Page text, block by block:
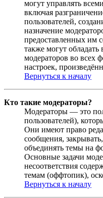
могут управлять
включая
пользователей,
назначение
предоставленных им
также могут
модераторов во всех
настроек,
Вернуться к началу
Кто такие модераторы?
Модераторы — это
пользователей),
Они имеют право
сообщения,
объединять темы на
Основные задачи
несоответствия
темам (оффтопик),
Вернуться к началу